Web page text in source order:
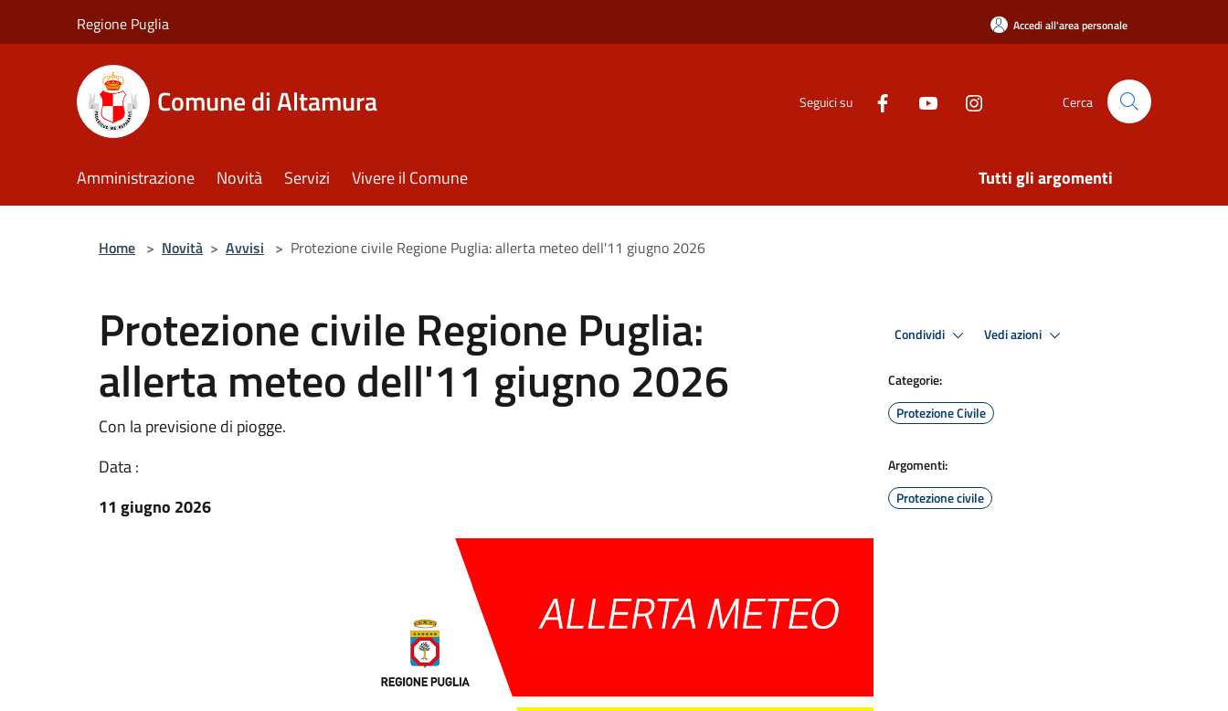
Regione Puglia Accedi all'area personale
Comune di Altamura Seguici su Cerca
Amministrazione Novità Servizi Vivere il Comune Tutti gli argomenti
Home > Novità > Avvisi > Protezione civile Regione Puglia: allerta meteo dell'11 giugno 2026
Protezione civile Regione Puglia:
allerta meteo dell'11 giugno 2026
Con la previsione di piogge.
Data :
11 giugno 2026
Condividi Vedi azioni
Categorie:
Protezione Civile
Argomenti:
Protezione civile